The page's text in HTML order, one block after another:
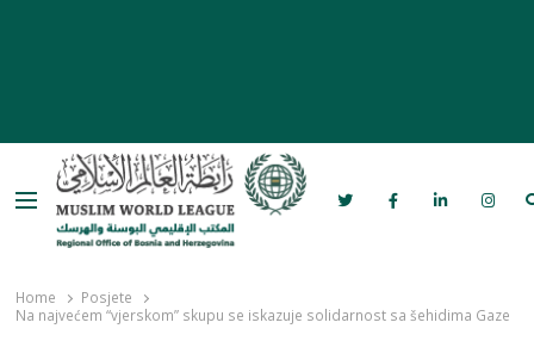
Menu
Bosni i Hercegovini
Home
Posjete
Na najvećem “vjerskom” skupu se iskazuje solidarnost sa šehidima Gaze